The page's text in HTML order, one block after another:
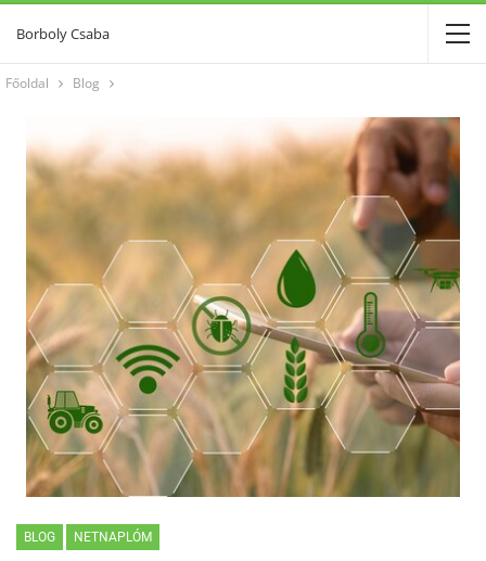
Borboly Csaba
Főoldal Blog
BLOG NETNAPLÓM